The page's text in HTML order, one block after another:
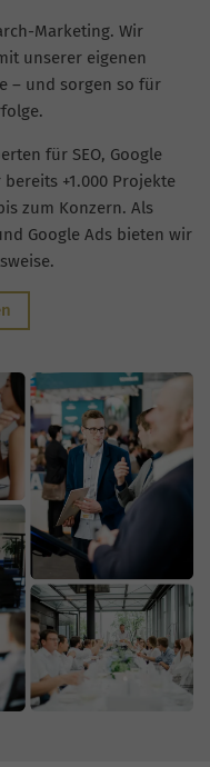
Marketing. Wir
unserer eigenen
– und sorgen so für
für SEO, Google
+1.000 Projekte
zum Konzern. Als
Google Ads bieten wir